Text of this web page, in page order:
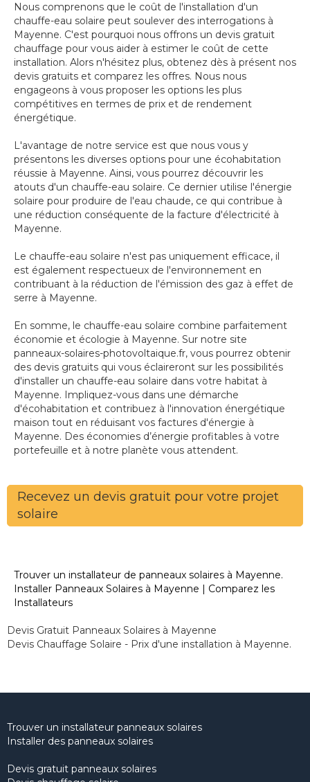
Nous comprenons que le coût de l'installation d'un
chauffe-eau solaire peut soulever des interrogations à
Mayenne. C'est pourquoi nous offrons un devis gratuit
chauffage pour vous aider à estimer le coût de cette
installation. Alors n'hésitez plus, obtenez dès à présent nos
devis gratuits et comparez les offres. Nous nous
engageons à vous proposer les options les plus
compétitives en termes de prix et de rendement
énergétique.
L'avantage de notre service est que nous vous y
présentons les diverses options pour une écohabitation
réussie à Mayenne. Ainsi, vous pourrez découvrir les
atouts d'un chauffe-eau solaire. Ce dernier utilise l'énergie
solaire pour produire de l'eau chaude, ce qui contribue à
une réduction conséquente de la facture d'électricité à
Mayenne.
Le chauffe-eau solaire n'est pas uniquement efficace, il
est également respectueux de l'environnement en
contribuant à la réduction de l'émission des gaz à effet de
serre à Mayenne.
En somme, le chauffe-eau solaire combine parfaitement
économie et écologie à Mayenne. Sur notre site
panneaux-solaires-photovoltaique.fr, vous pourrez obtenir
des devis gratuits qui vous éclaireront sur les possibilités
d'installer un chauffe-eau solaire dans votre habitat à
Mayenne. Impliquez-vous dans une démarche
d'écohabitation et contribuez à l'innovation énergétique
maison tout en réduisant vos factures d'énergie à
Mayenne. Des économies d’énergie profitables à votre
portefeuille et à notre planète vous attendent.
Recevez un devis gratuit pour votre projet
solaire
Trouver un installateur de panneaux solaires à Mayenne.
Installer Panneaux Solaires à Mayenne | Comparez les
Installateurs
Devis Gratuit Panneaux Solaires à Mayenne
Devis Chauffage Solaire - Prix d'une installation à Mayenne.
Trouver un installateur panneaux solaires
Installer des panneaux solaires
Devis gratuit panneaux solaires